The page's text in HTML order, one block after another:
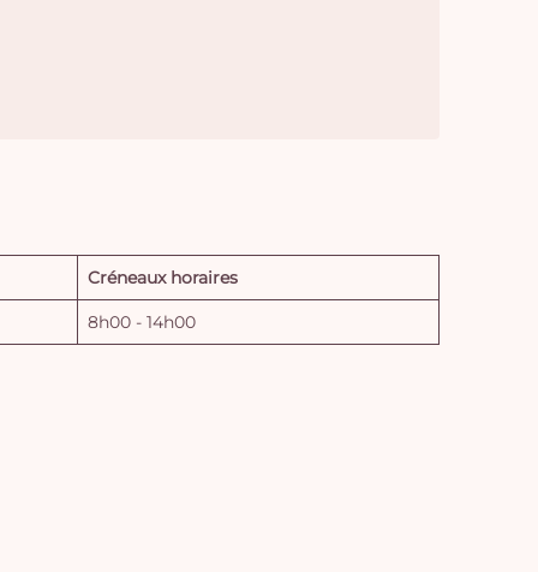
Créneaux horaires
8h00 - 14h00